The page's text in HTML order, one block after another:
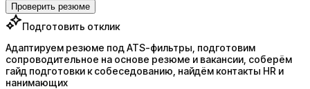
Проверить резюме
Подготовить отклик
Адаптируем резюме под ATS-фильтры, подготовим
сопроводительное на основе резюме и вакансии, соберём
гайд подготовки к собеседованию, найдём контакты HR и
нанимающих